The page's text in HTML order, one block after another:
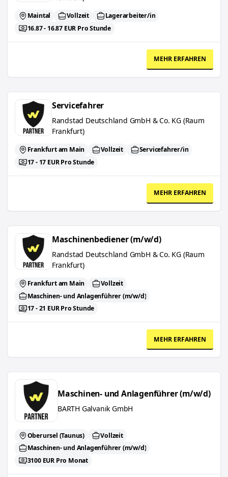
Maintal Vollzeit
Lagerarbeiter/in
16.87 - 16.87 EUR Pro Stunde
MEHR ERFAHREN
Servicefahrer
Servicefahrer
Randstad Deutschland GmbH & Co. KG (Raum
Frankfurt)
Frankfurt am Main Vollzeit
Servicefahrer/in
17 - 17 EUR Pro Stunde
MEHR ERFAHREN
Maschinenbediener (m/w/d)
Maschinenbediener (m/w/d)
Randstad Deutschland GmbH & Co. KG (Raum
Frankfurt)
Frankfurt am Main
Vollzeit
Maschinen- und Anlagenführer (m/w/d)
17 - 21 EUR Pro Stunde
MEHR ERFAHREN
Maschinen- und Anlagenführer (m/w/d)
Maschinen- und Anlagenführer (m/w/d)
BARTH Galvanik GmbH
Oberursel (Taunus)
Vollzeit
Maschinen- und Anlagenführer (m/w/d)
3100 EUR Pro Monat